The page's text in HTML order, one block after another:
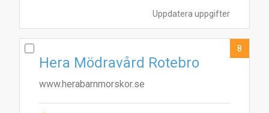
Uppdatera uppgifter
Hera Mödravård Rotebro
www.herabarnmorskor.se
8